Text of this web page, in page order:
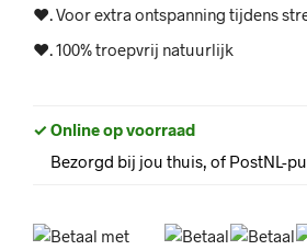
♥. Voor extra ontspanning tijdens
♥. 100% troepvrij natuurlijk
✓ Online op voorraad
Bezorgd bij jou thuis, of PostNL-